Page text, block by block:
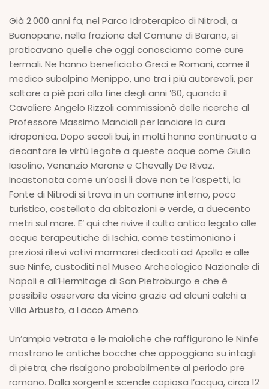
Già 2.000 anni fa, nel Parco Idroterapico di Nitrodi, a
Buonopane, nella frazione del Comune di Barano, si
praticavano quelle che oggi conosciamo come cure
termali. Ne hanno beneficiato Greci e Romani, come il
medico subalpino Menippo, uno tra i più autorevoli, per
saltare a piè pari alla fine degli anni ’60, quando il
Cavaliere Angelo Rizzoli commissionò delle ricerche al
Professore Massimo Mancioli per lanciare la cura
idroponica. Dopo secoli bui, in molti hanno continuato a
decantare le virtù legate a queste acque come Giulio
Iasolino, Venanzio Marone e Chevally De Rivaz.
Incastonata come un’oasi li dove non te l’aspetti, la
Fonte di Nitrodi si trova in un comune interno, poco
turistico, costellato da abitazioni e verde, a duecento
metri sul mare. E’ qui che rivive il culto antico legato alle
acque terapeutiche di Ischia, come testimoniano i
preziosi rilievi votivi marmorei dedicati ad Apollo e alle
sue Ninfe, custoditi nel Museo Archeologico Nazionale di
Napoli e all’Hermitage di San Pietroburgo e che è
possibile osservare da vicino grazie ad alcuni calchi a
Villa Arbusto, a Lacco Ameno.
Un’ampia vetrata e le maioliche che raffigurano le Ninfe
mostrano le antiche bocche che appoggiano su intagli
di pietra, che risalgono probabilmente al periodo pre
romano. Dalla sorgente scende copiosa l’acqua, circa 12